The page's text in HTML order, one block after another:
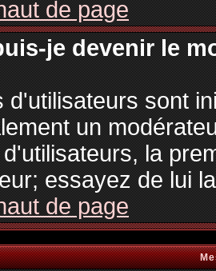
de page
je devenir le
d'utilisateurs sont
un
la
essayez de lui
de page